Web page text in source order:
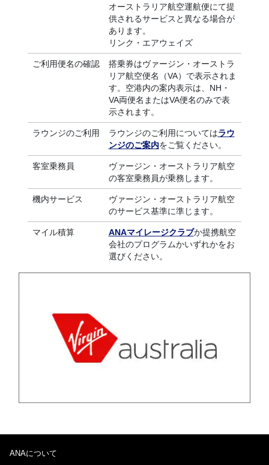
オーストラリア航空運航便にて提
供されるサービスと異なる場合が
あります。
リンク・エアウェイズ
ご利用便名の確認
搭乗券はヴァージン・オーストラ
リア航空便名（VA）で表示されま
す。空港内の案内表示は、NH・
VA両便名またはVA便名のみで表
示されます。
ラウンジのご利用 ラウンジのご利用についてはラウ
ンジのご案内をご覧ください。
客室乗務員
ヴァージン・オーストラリア航空
の客室乗務員が乗務します。
機内サービス
ヴァージン・オーストラリア航空
のサービス基準に準じます。
マイル積算 ANAマイレージクラブか提携航空
会社のプログラムかいずれかをお
選びください。
ANAについて